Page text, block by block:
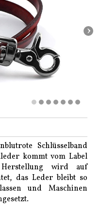
›
Schlüsselband
kommt vom Label
wird auf
das Leder bleibt so
und Maschinen